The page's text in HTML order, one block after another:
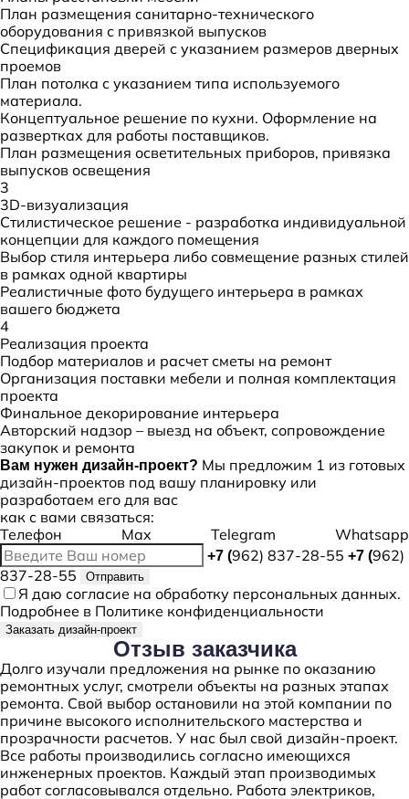
План размещения санитарно-технического
оборудования с привязкой выпусков
Спецификация дверей с указанием размеров дверных
проемов
План потолка с указанием типа используемого
материала.
Концептуальное решение по кухни. Оформление на
развертках для работы поставщиков.
План размещения осветительных приборов, привязка
выпусков освещения
3
3D-визуализация
Стилистическое решение - разработка индивидуальной
концепции для каждого помещения
Выбор стиля интерьера либо совмещение разных стилей
в рамках одной квартиры
Реалистичные фото будущего интерьера в рамках
вашего бюджета
4
Реализация проекта
Подбор материалов и расчет сметы на ремонт
Организация поставки мебели и полная комплектация
проекта
Финальное декорирование интерьера
Авторский надзор – выезд на объект, сопровождение
закупок и ремонта
Вам нужен дизайн-проект? Мы предложим 1 из готовых
дизайн-проектов под вашу планировку или
разработаем его для вас
как с вами связаться:
Телефон
Max Telegram Whatsapp
+7 (962) 837-28-55 +7 (962)
837-28-55
Отправить
Я даю согласие на обработку персональных данных.
Подробнее в Политике конфиденциальности
Заказать дизайн-проект
Отзыв заказчика
Долго изучали предложения на рынке по оказанию
ремонтных услуг, смотрели объекты на разных этапах
ремонта. Свой выбор остановили на этой компании по
причине высокого исполнительского мастерства и
прозрачности расчетов. У нас был свой дизайн-проект.
Все работы производились согласно имеющихся
инженерных проектов. Каждый этап производимых
работ согласовывался отдельно. Работа электриков,